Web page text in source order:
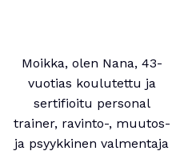
Moikka, olen Nana, 43-
vuotias koulutettu ja
sertifioitu personal
trainer, ravinto-, muutos-
ja psyykkinen valmentaja